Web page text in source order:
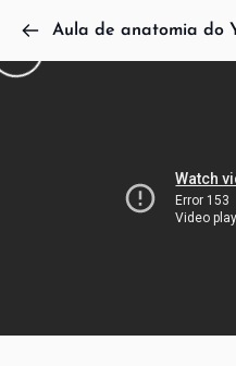
Aula de anatomia do